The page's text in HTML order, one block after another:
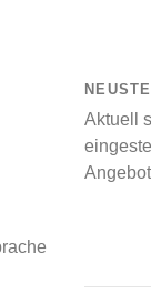
Aktuell